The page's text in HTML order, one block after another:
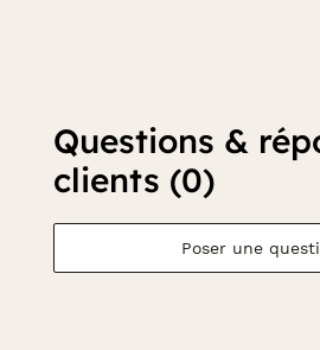
Questions &
clients (0)
Poser une